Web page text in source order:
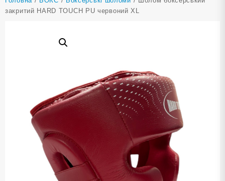
закритий HARD TOUCH PU червоний XL